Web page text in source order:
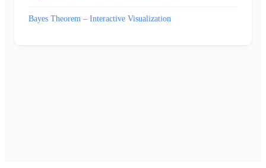
Bayes Theorem – Interactive Visualization